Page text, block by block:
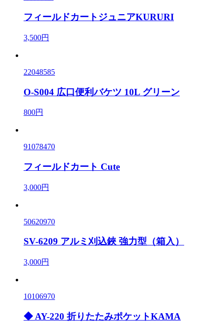
フィールドカートジュニアKURURI
3,500円
22048585
O-S004 広口便利バケツ 10L グリーン
800円
91078470
フィールドカート Cute
3,000円
50620970
SV-6209 アルミ刈込鋏 強力型（箱入）
3,000円
10106970
◆ AY-220 折りたたみポケットKAMA